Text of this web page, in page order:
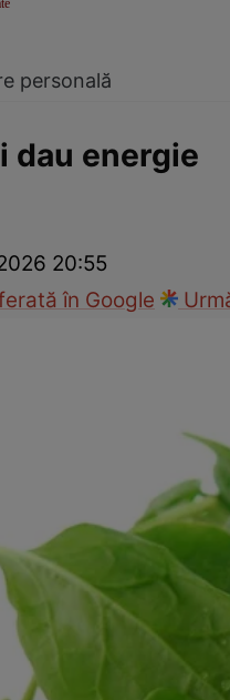
personală
dau energie
20:55
în Google